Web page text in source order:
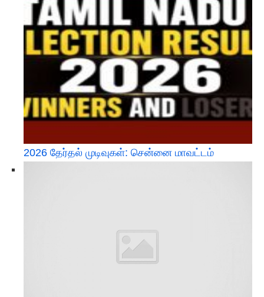
2026 தேர்தல் முடிவுகள்: சென்னை மாவட்டம்